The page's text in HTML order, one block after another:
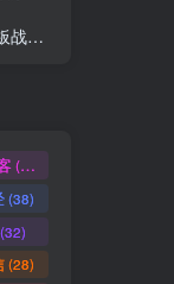
髓
(46)
(38)
(32)
(28)